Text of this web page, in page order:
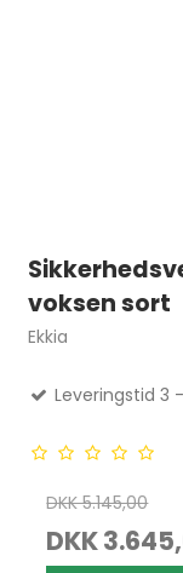
voksen sort
Ekkia
Leveringstid 3
DKK 5.145,00
DKK